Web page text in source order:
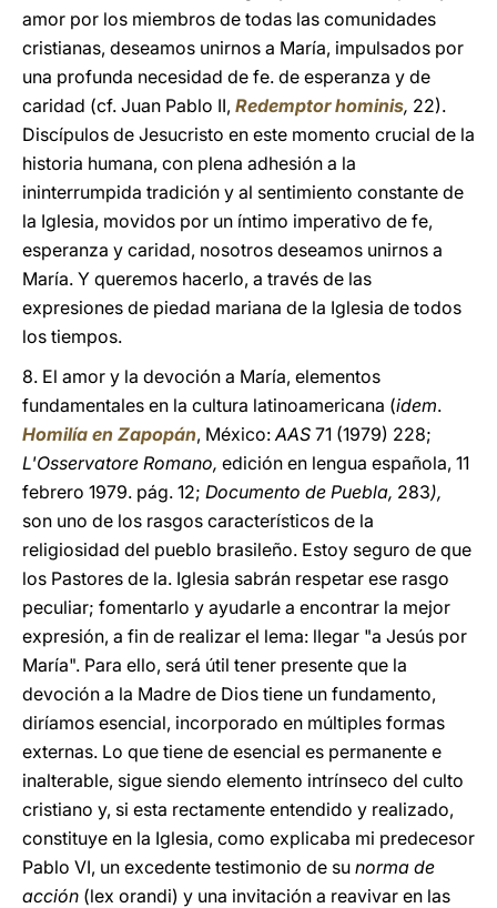
amor por los miembros de todas las comunidades
cristianas, deseamos unirnos a María, impulsados por
una profunda necesidad de fe. de esperanza y de
caridad (cf. Juan Pablo II, Redemptor hominis, 22).
Discípulos de Jesucristo en este momento crucial de la
historia humana, con plena adhesión a la
ininterrumpida tradición y al sentimiento constante de
la Iglesia, movidos por un íntimo imperativo de fe,
esperanza y caridad, nosotros deseamos unirnos a
María. Y queremos hacerlo, a través de las
expresiones de piedad mariana de la Iglesia de todos
los tiempos.
8. El amor y la devoción a María, elementos
fundamentales en la cultura latinoamericana (idem.
Homilía en Zapopán, México:AAS 71 (1979) 228;
L'Osservatore Romano, edición en lengua española, 11
febrero 1979. pág. 12; Documento de Puebla, 283),
son uno de los rasgos característicos de la
religiosidad del pueblo brasileño. Estoy seguro de que
los Pastores de la. Iglesia sabrán respetar ese rasgo
peculiar; fomentarlo y ayudarle a encontrar la mejor
expresión, a fin de realizar el lema: llegar "a Jesús por
María". Para ello, será útil tener presente que la
devoción a la Madre de Dios tiene un fundamento,
diríamos esencial, incorporado en múltiples formas
externas. Lo que tiene de esencial es permanente e
inalterable, sigue siendo elemento intrínseco del culto
cristiano y, si esta rectamente entendido y realizado,
constituye en la Iglesia, como explicaba mi predecesor
Pablo VI, un excedente testimonio de su norma de
acción (lex orandi) y una invitación a reavivar en las